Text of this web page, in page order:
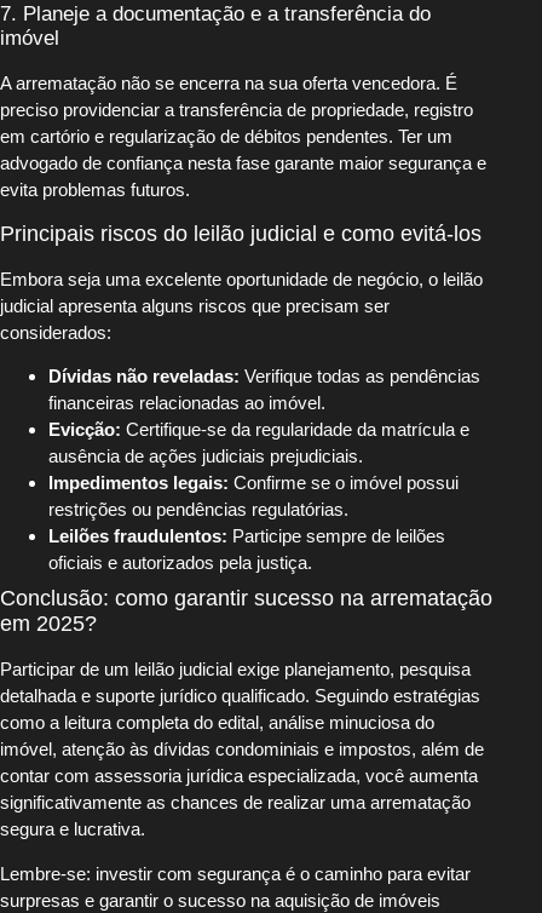
7. Planeje a documentação e a transferência do
imóvel
A arrematação não se encerra na sua oferta vencedora. É
preciso providenciar a transferência de propriedade, registro
em cartório e regularização de débitos pendentes. Ter um
advogado de confiança nesta fase garante maior segurança e
evita problemas futuros.
Principais riscos do leilão judicial e como evitá-los
Embora seja uma excelente oportunidade de negócio, o leilão
judicial apresenta alguns riscos que precisam ser
considerados:
Dívidas não reveladas: Verifique todas as pendências
financeiras relacionadas ao imóvel.
Evicção: Certifique-se da regularidade da matrícula e
ausência de ações judiciais prejudiciais.
Impedimentos legais: Confirme se o imóvel possui
restrições ou pendências regulatórias.
Leilões fraudulentos: Participe sempre de leilões
oficiais e autorizados pela justiça.
Conclusão: como garantir sucesso na arrematação
em 2025?
Participar de um leilão judicial exige planejamento, pesquisa
detalhada e suporte jurídico qualificado. Seguindo estratégias
como a leitura completa do edital, análise minuciosa do
imóvel, atenção às dívidas condominiais e impostos, além de
contar com assessoria jurídica especializada, você aumenta
significativamente as chances de realizar uma arrematação
segura e lucrativa.
Lembre-se: investir com segurança é o caminho para evitar
surpresas e garantir o sucesso na aquisição de imóveis